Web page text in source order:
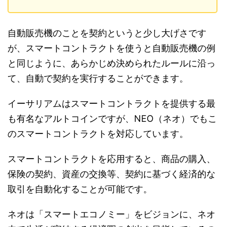
自動販売機のことを契約というと少し大げさです
が、スマートコントラクトを使うと自動販売機の例
と同じように、あらかじめ決められたルールに沿っ
て、自動で契約を実行することができます。
イーサリアムはスマートコントラクトを提供する最
も有名なアルトコインですが、NEO（ネオ）でもこ
のスマートコントラクトを対応しています。
スマートコントラクトを応用すると、商品の購入、
保険の契約、資産の交換等、契約に基づく経済的な
取引を自動化することが可能です。
ネオは「スマートエコノミー」をビジョンに、ネオ